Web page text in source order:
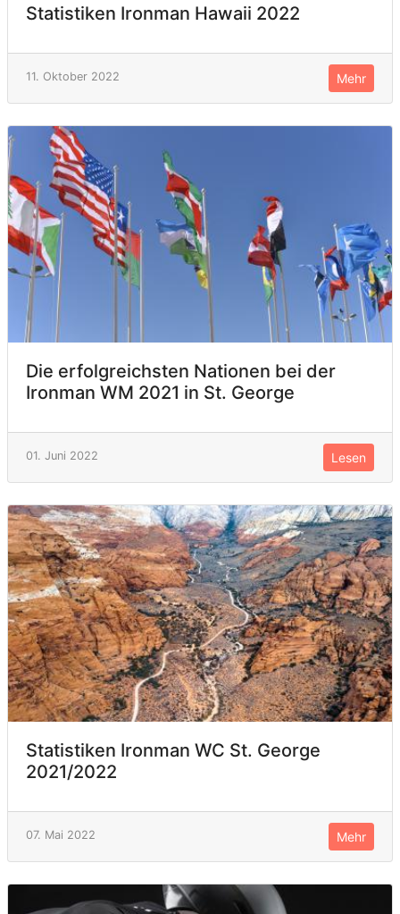
Statistiken Ironman Hawaii 2022
11. Oktober 2022 Mehr
Die erfolgreichsten Nationen bei der
Ironman WM 2021 in St. George
01. Juni 2022 Lesen
Statistiken Ironman WC St. George
2021/2022
07. Mai 2022 Mehr